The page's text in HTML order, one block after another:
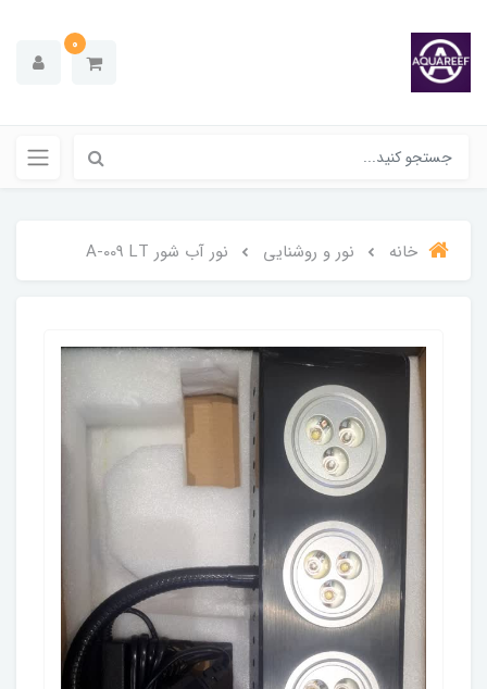
0
خانه نور و روشنایی نور آب شور A-009 LT